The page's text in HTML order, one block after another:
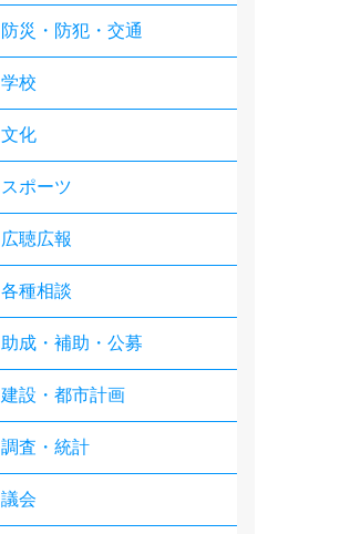
防災・防犯・交通
学校
文化
スポーツ
広聴広報
各種相談
助成・補助・公募
建設・都市計画
調査・統計
議会